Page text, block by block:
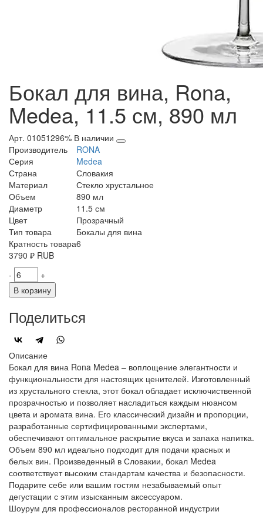
Бокал для вина, Rona,
Medea, 11.5 см, 890 мл
Арт. 01051296% В наличии
Производитель
RONA
Серия
Medea
Страна
Словакия
Материал
Стекло хрустальное
Объем
890 мл
Диаметр
11.5 см
Цвет
Прозрачный
Тип товара
Бокалы для вина
Кратность товара6
3790 ₽ RUB
-
+
В корзину
Поделиться
Описание
Бокал для вина Rona Medea – воплощение элегантности и
функциональности для настоящих ценителей. Изготовленный
из хрустального стекла, этот бокал обладает исключиственной
прозрачностью и позволяет насладиться каждым нюансом
цвета и аромата вина. Его классический дизайн и пропорции,
разработанные сертифицированными экспертами,
обеспечивают оптимальное раскрытие вкуса и запаха напитка.
Объем 890 мл идеально подходит для подачи красных и
белых вин. Произведенный в Словакии, бокал Medea
соответствует высоким стандартам качества и безопасности.
Подарите себе или вашим гостям незабываемый опыт
дегустации с этим изысканным аксессуаром.
Шоурум для профессионалов ресторанной индустрии